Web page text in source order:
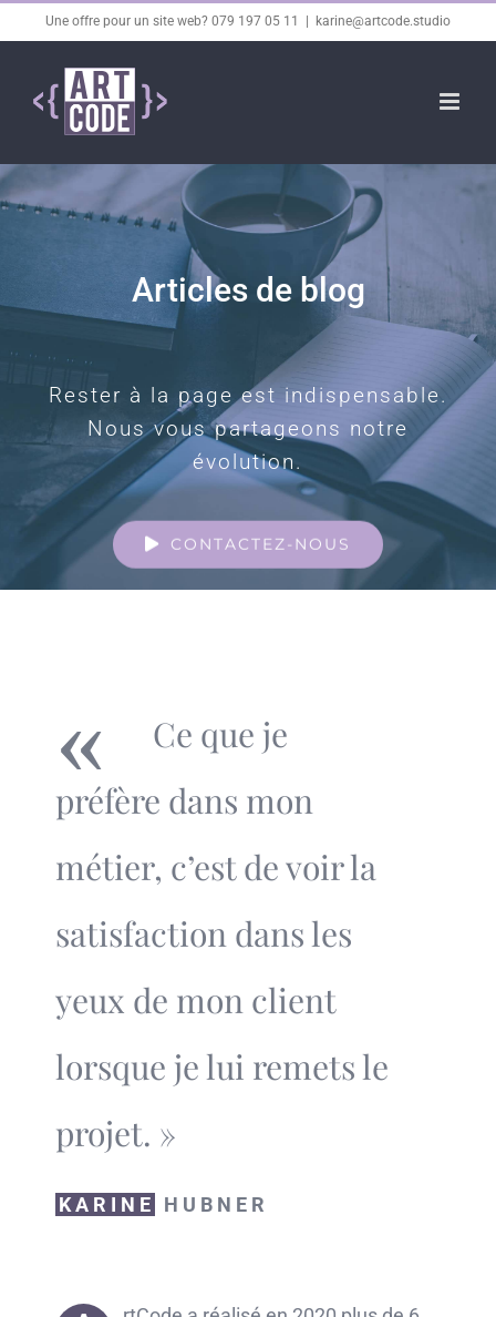
Passer
au
contenu
Une offre pour un site web? 079 197 05 11 karine@artcode.studio
Articles de blog
Rester à la page est indispensable.
Nous vous partageons notre
évolution.
CONTACTEZ-NOUS
«
Ce que je
préfère dans mon
métier, c’est de voir la
satisfaction dans les
yeux de mon client
lorsque je lui remets le
projet. »
KARINE HUBNER